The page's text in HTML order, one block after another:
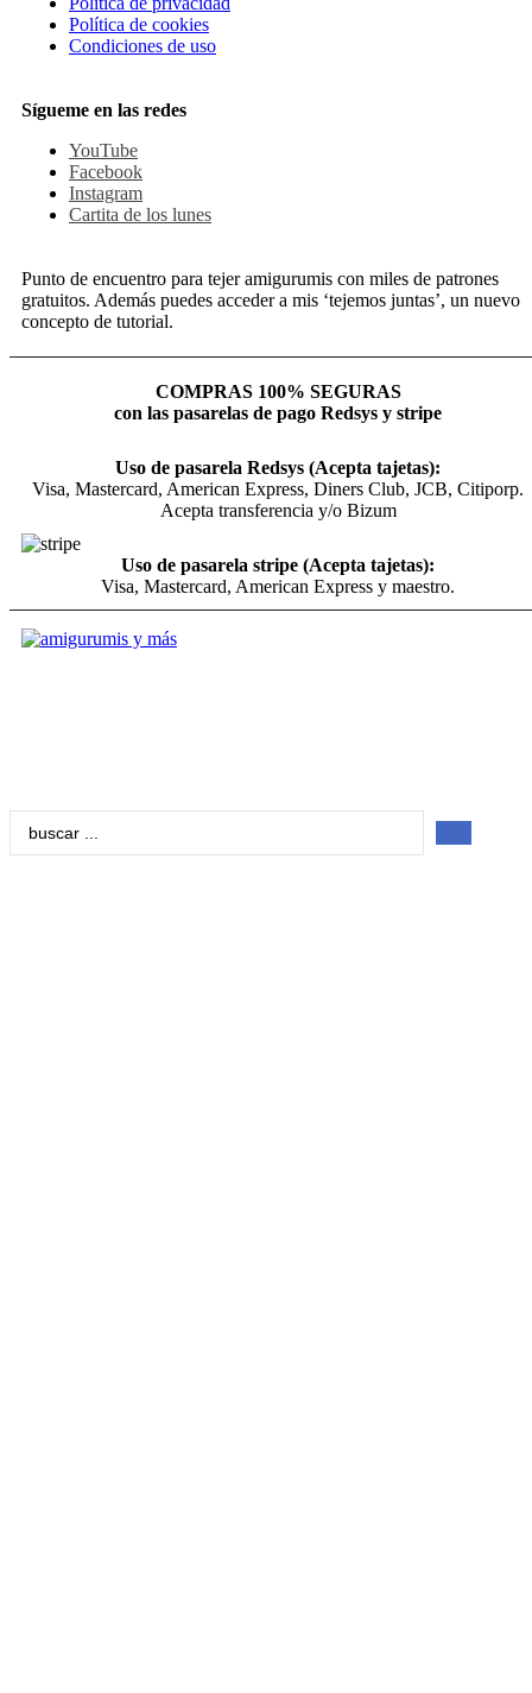
Política de cookies
Condiciones de uso
Sígueme en las redes
YouTube
Facebook
Instagram
Cartita de los lunes
Punto de encuentro para tejer amigurumis con miles de patrones
gratuitos. Además puedes acceder a mis ‘tejemos juntas’, un nuevo
concepto de tutorial.
COMPRAS 100% SEGURAS
con las pasarelas de pago Redsys y stripe
Uso de pasarela Redsys (Acepta tajetas):
Visa, Mastercard, American Express, Diners Club, JCB, Citiporp.
Acepta transferencia y/o Bizum
Uso de pasarela stripe (Acepta tajetas):
Visa, Mastercard, American Express y maestro.